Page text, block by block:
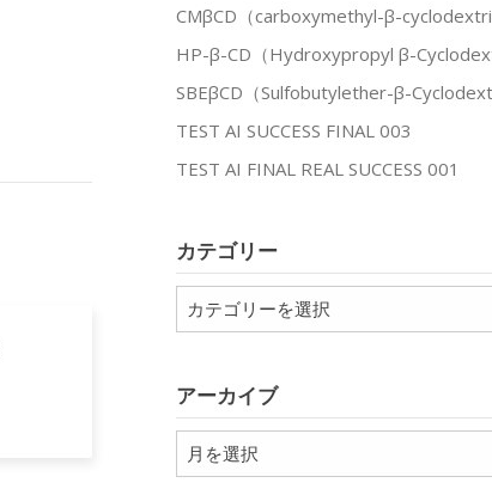
CMβCD（carboxymethyl-β-
HP-β-CD（Hydroxypropyl β-
SBEβCD（Sulfobutylether-β-
TEST AI SUCCESS FINAL 003
TEST AI FINAL REAL SUCCESS 001
カテゴリー
テ
ー
アーカイブ
ア
ー